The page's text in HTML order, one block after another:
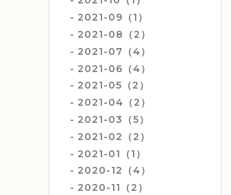
2021-09（1）
2021-08（2）
2021-07（4）
2021-06（4）
2021-05（2）
2021-04（2）
2021-03（5）
2021-02（2）
2021-01（1）
2020-12（4）
2020-11（2）